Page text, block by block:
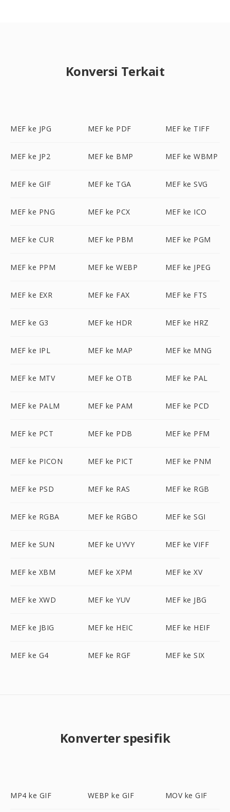
Konversi Terkait
MEF ke JPG MEF ke PDF MEF ke TIFF
MEF ke JP2 MEF ke BMP MEF ke WBMP
MEF ke GIF MEF ke TGA MEF ke SVG
MEF ke PNG MEF ke PCX MEF ke ICO
MEF ke CUR MEF ke PBM MEF ke PGM
MEF ke PPM MEF ke WEBP MEF ke JPEG
MEF ke EXR MEF ke FAX MEF ke FTS
MEF ke G3 MEF ke HDR MEF ke HRZ
MEF ke IPL MEF ke MAP MEF ke MNG
MEF ke MTV MEF ke OTB MEF ke PAL
MEF ke PALM MEF ke PAM MEF ke PCD
MEF ke PCT MEF ke PDB MEF ke PFM
MEF ke PICON MEF ke PICT MEF ke PNM
MEF ke PSD MEF ke RAS MEF ke RGB
MEF ke RGBA MEF ke RGBO MEF ke SGI
MEF ke SUN MEF ke UYVY MEF ke VIFF
MEF ke XBM MEF ke XPM MEF ke XV
MEF ke XWD MEF ke YUV MEF ke JBG
MEF ke JBIG MEF ke HEIC MEF ke HEIF
MEF ke G4 MEF ke RGF MEF ke SIX
Konverter spesifik
MP4 ke GIF WEBP ke GIF MOV ke GIF